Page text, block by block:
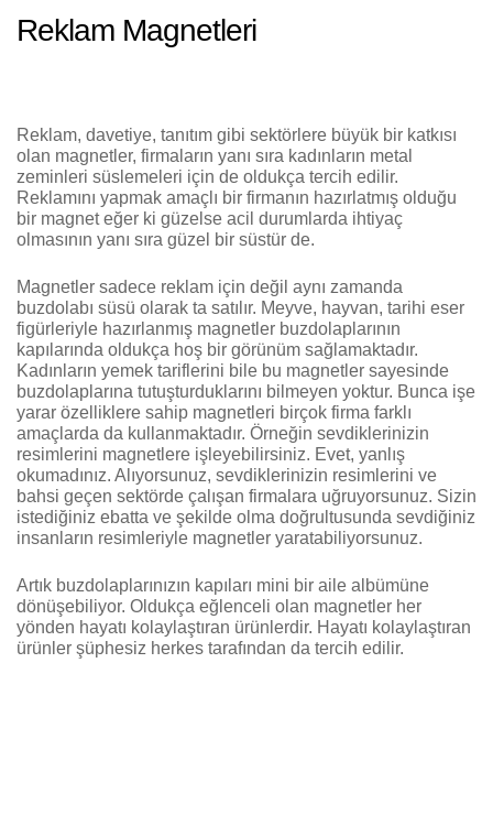
Reklam Magnetleri
Reklam, davetiye, tanıtım gibi sektörlere büyük bir katkısı
olan magnetler, firmaların yanı sıra kadınların metal
zeminleri süslemeleri için de oldukça tercih edilir.
Reklamını yapmak amaçlı bir firmanın hazırlatmış olduğu
bir magnet eğer ki güzelse acil durumlarda ihtiyaç
olmasının yanı sıra güzel bir süstür de.
Magnetler sadece reklam için değil aynı zamanda
buzdolabı süsü olarak ta satılır. Meyve, hayvan, tarihi eser
figürleriyle hazırlanmış magnetler buzdolaplarının
kapılarında oldukça hoş bir görünüm sağlamaktadır.
Kadınların yemek tariflerini bile bu magnetler sayesinde
buzdolaplarına tutuşturduklarını bilmeyen yoktur. Bunca işe
yarar özelliklere sahip magnetleri birçok firma farklı
amaçlarda da kullanmaktadır. Örneğin sevdiklerinizin
resimlerini magnetlere işleyebilirsiniz. Evet, yanlış
okumadınız. Alıyorsunuz, sevdiklerinizin resimlerini ve
bahsi geçen sektörde çalışan firmalara uğruyorsunuz. Sizin
istediğiniz ebatta ve şekilde olma doğrultusunda sevdiğiniz
insanların resimleriyle magnetler yaratabiliyorsunuz.
Artık buzdolaplarınızın kapıları mini bir aile albümüne
dönüşebiliyor. Oldukça eğlenceli olan magnetler her
yönden hayatı kolaylaştıran ürünlerdir. Hayatı kolaylaştıran
ürünler şüphesiz herkes tarafından da tercih edilir.